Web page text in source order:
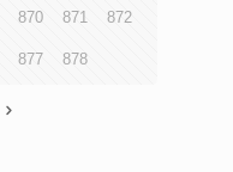
870 871 872
877 878